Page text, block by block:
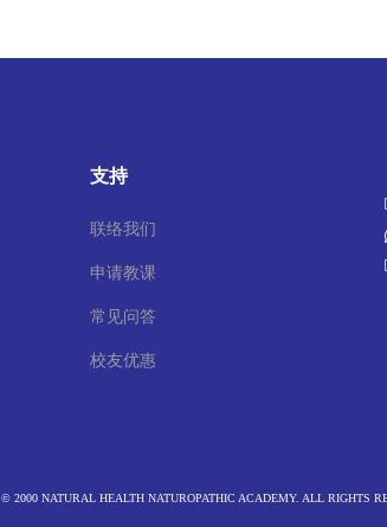
支持
联络我们
申请教课
常见问答
校友优惠
© 2000 NATURAL HEALTH NATUROPATHIC ACADEMY. ALL RIGHTS